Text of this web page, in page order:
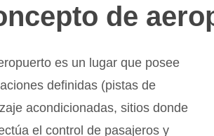
de
es un lugar que posee
definidas (pistas de
acondicionadas, sitios donde
el control de pasajeros y